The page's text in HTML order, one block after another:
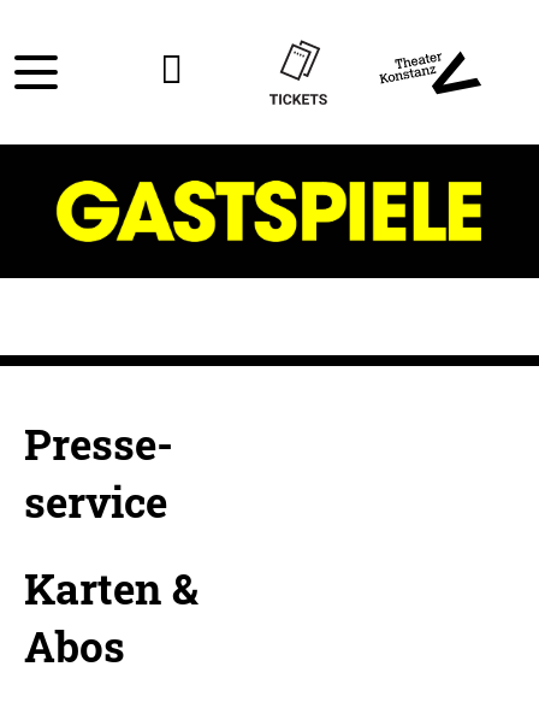
Presse-
service
Karten &
Abos